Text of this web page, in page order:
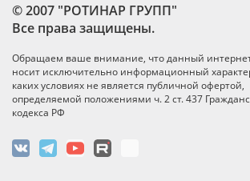
© 2007 "РОТИНАР ГРУПП"
Все права защищены.
Обращаем ваше внимание, что данный
носит исключительно информационный
каких условиях не является публичной офертой,
определяемой положениями ч. 2 ст. 437
кодекса РФ